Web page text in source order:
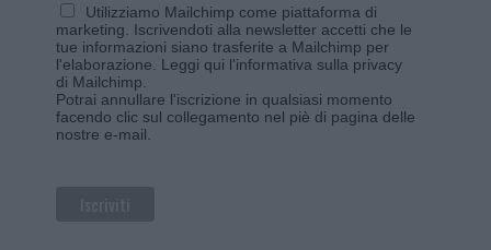
Utilizziamo Mailchimp come piattaforma di
marketing. Iscrivendoti alla newsletter accetti che le
tue informazioni siano trasferite a Mailchimp per
l'elaborazione. Leggi qui l'informativa sulla privacy
di Mailchimp
Potrai annullare l'iscrizione in qualsiasi momento
facendo clic sul collegamento nel piè di pagina delle
nostre e-mail.